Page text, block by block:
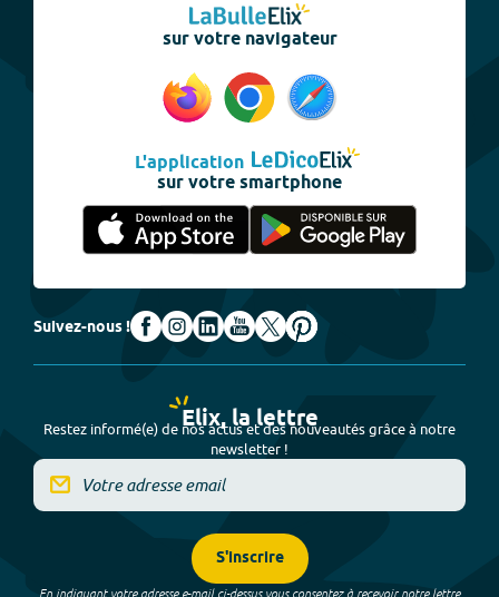
sur votre navigateur
L'application
sur votre smartphone
Suivez-nous !
Elix, la lettre
Restez informé(e) de nos actus et des nouveautés grâce à notre
newsletter !
S'inscrire
En indiquant votre adresse e-mail ci-dessus vous consentez à recevoir notre lettre